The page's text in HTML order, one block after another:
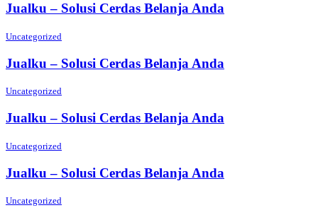
Jualku – Solusi Cerdas Belanja Anda
Uncategorized
Jualku – Solusi Cerdas Belanja Anda
Uncategorized
Jualku – Solusi Cerdas Belanja Anda
Uncategorized
Jualku – Solusi Cerdas Belanja Anda
Uncategorized